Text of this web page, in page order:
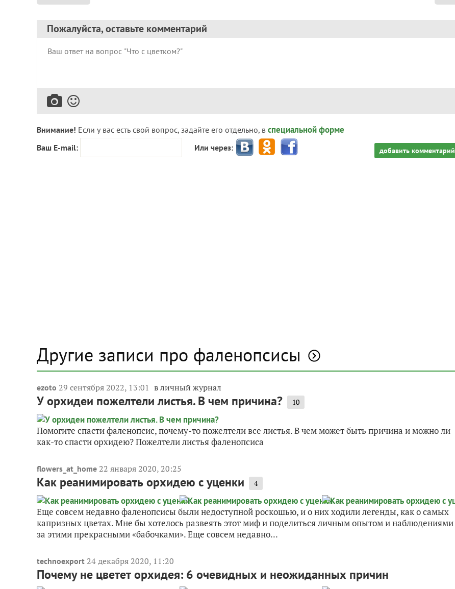
Пожалуйста, оставьте комментарий
Внимание! Если у вас есть свой вопрос, задайте его отдельно, в специальной форме
Ваш E-mail: Или через: добавить комментарий
Другие записи про фаленопсисы
ezoto 29 сентября 2022, 13:01 в личный журнал
У орхидеи пожелтели листья. В чем причина? 10
Помогите спасти фаленопсис, почему-то пожелтели все листья. В чем может быть причина и можно ли
как-то спасти орхидею? Пожелтели листья фаленопсиса
flowers_at_home 22 января 2020, 20:25
Как реанимировать орхидею с уценки 4
Еще совсем недавно фаленопсисы были недоступной роскошью, и о них ходили легенды, как о самых
капризных цветах. Мне бы хотелось развеять этот миф и поделиться личным опытом и наблюдениями
за этими прекрасными «бабочками». Еще совсем недавно...
technoexport 24 декабря 2020, 11:20
Почему не цветет орхидея: 6 очевидных и неожиданных причин